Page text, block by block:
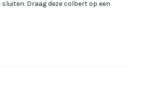
Draag deze colbert op een